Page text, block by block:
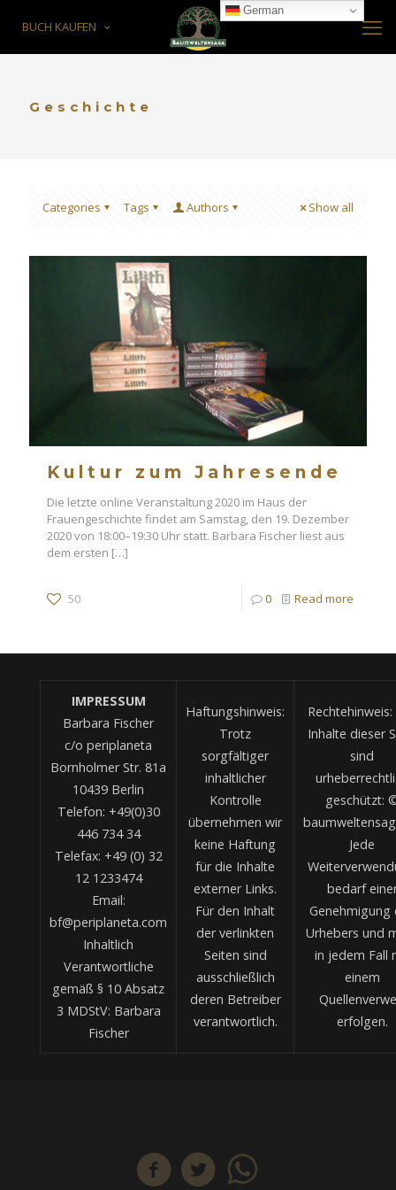
BUCH KAUFEN
Geschichte
Categories Tags Authors Show all
Kultur zum Jahresende
Die letzte online Veranstaltung 2020 im Haus der
Frauengeschichte findet am Samstag, den 19. Dezember
2020 von 18:00–19:30 Uhr statt. Barbara Fischer liest aus
dem ersten […]
50 0 Read more
IMPRESSUM
Barbara Fischer
c/o periplaneta
Bornholmer Str. 81a
10439 Berlin
Telefon: +49(0)30
446 734 34
Telefax: +49 (0) 32
12 1233474
Email:
bf@periplaneta.com
Inhaltlich
Verantwortliche
gemäß § 10 Absatz
3 MDStV: Barbara
Fischer
Haftungshinweis:
Trotz
sorgfältiger
inhaltlicher
Kontrolle
übernehmen wir
keine Haftung
für die Inhalte
externer Links.
Für den Inhalt
der verlinkten
Seiten sind
ausschließlich
deren Betreiber
verantwortlich.
Rechtehinweis:
Inhalte dieser
sind
geschützt:
Jede
bedarf
Genehmigung
Urhebers und
in jedem Fall
einem
erfolgen.
German